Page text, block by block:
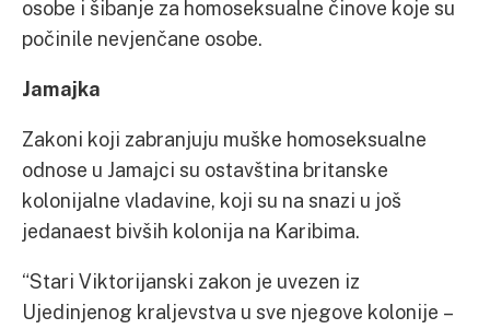
osobe i šibanje za homoseksualne činove koje su
počinile nevjenčane osobe.
Jamajka
Zakoni koji zabranjuju muške homoseksualne
odnose u Jamajci su ostavština britanske
kolonijalne vladavine, koji su na snazi u još
jedanaest bivših kolonija na Karibima.
“Stari Viktorijanski zakon je uvezen iz
Ujedinjenog kraljevstva u sve njegove kolonije –